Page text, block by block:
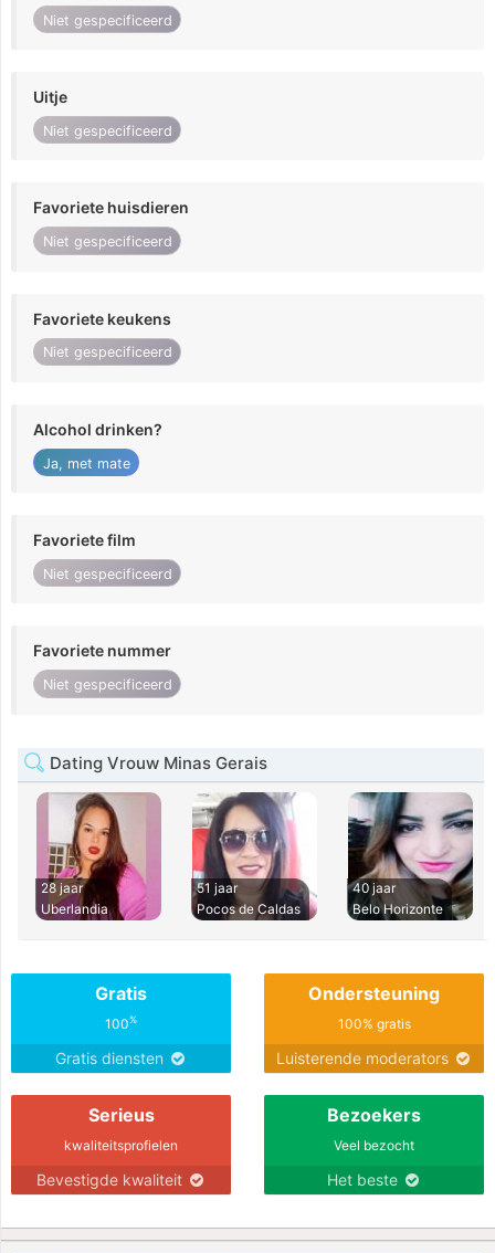
Niet gespecificeerd
Uitje
Niet gespecificeerd
Favoriete huisdieren
Niet gespecificeerd
Favoriete keukens
Niet gespecificeerd
Alcohol drinken?
Ja, met mate
Favoriete film
Niet gespecificeerd
Favoriete nummer
Niet gespecificeerd
Dating Vrouw Minas Gerais
28 jaar
Uberlandia
51 jaar
Pocos de Caldas
40 jaar
Belo Horizonte
Gratis
100%
Gratis diensten
Ondersteuning
100% gratis
Luisterende moderators
Serieus
kwaliteitsprofielen
Bevestigde kwaliteit
Bezoekers
Veel bezocht
Het beste